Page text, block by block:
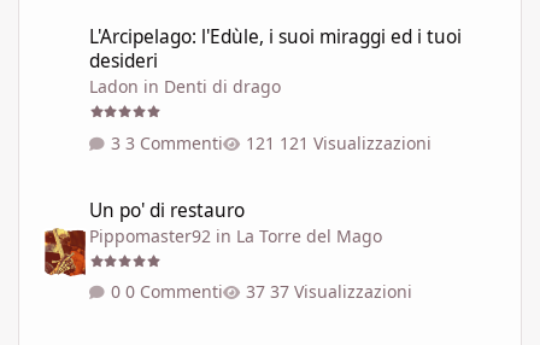
L'Arcipelago: l'Edùle, i suoi miraggi ed i tuoi
desideri
Ladon in Denti di drago
3 Commenti 121 Visualizzazioni
Un po' di restauro
Pippomaster92 in La Torre del Mago
0 Commenti 37 Visualizzazioni